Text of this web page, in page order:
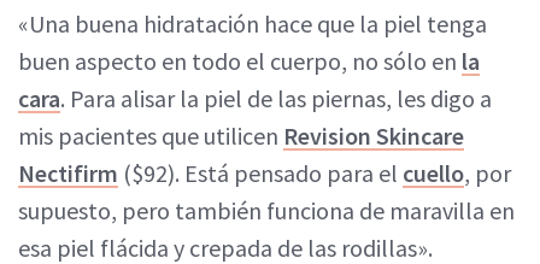
«Una buena hidratación hace que la piel tenga
buen aspecto en todo el cuerpo, no sólo en la
cara. Para alisar la piel de las piernas, les digo a
mis pacientes que utilicen Revision Skincare
Nectifirm ($92). Está pensado para el cuello, por
supuesto, pero también funciona de maravilla en
esa piel flácida y crepada de las rodillas».